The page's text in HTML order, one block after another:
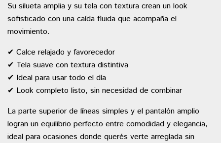
Su silueta amplia y su tela con textura crean un look
sofisticado con una caída fluida que acompaña el
movimiento.
✔ Calce relajado y favorecedor
✔ Tela suave con textura distintiva
✔ Ideal para usar todo el día
✔ Look completo listo, sin necesidad de combinar
La parte superior de líneas simples y el pantalón amplio
logran un equilibrio perfecto entre comodidad y elegancia,
ideal para ocasiones donde querés verte arreglada sin